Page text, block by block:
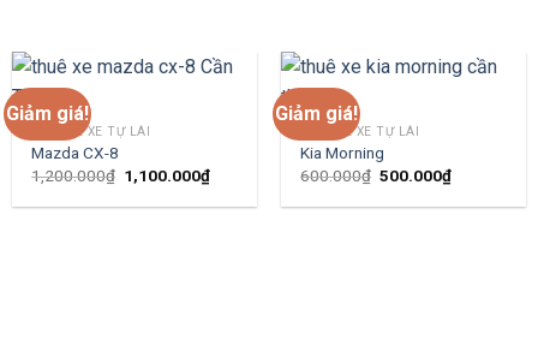
Giảm giá!
🚘 THUÊ XE TỰ LÁI
Mazda CX-8
1,200.000₫ Giá
gốc
là:
1,100.000₫Giá
tại
Giảm giá!
🚘 THUÊ XE TỰ LÁI
Kia Morning
600.000₫ Giá
là:
500.000₫Giá
tại